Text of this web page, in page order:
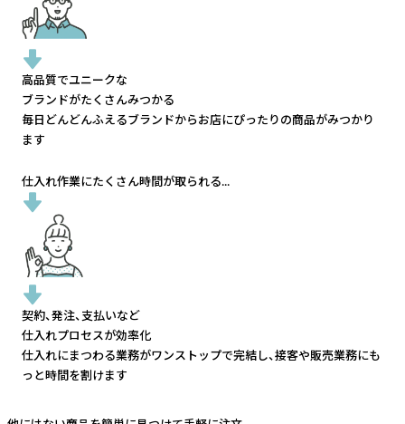
高品質でユニークな
ブランドがたくさんみつかる
毎日どんどんふえるブランドからお店にぴったりの商品がみつかり
ます
仕入れ作業にたくさん時間が取られる...
契約、発注、支払いなど
仕入れプロセスが効率化
仕入れにまつわる業務がワンストップで完結し、接客や販売業務にも
っと時間を割けます